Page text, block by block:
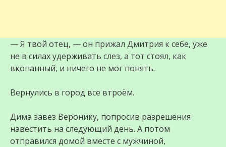
— Я твой отец, — он прижал Дмитрия к себе, уже
не в силах удерживать слез, а тот стоял, как
вкопанный, и ничего не мог понять.
Вернулись в город все втроём.
Дима завез Веронику, попросив разрешения
навестить на следующий день. А потом
отправился домой вместе с мужчиной,